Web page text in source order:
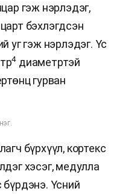
гэж нэрлэдэг,
бэхлэгдсэн
уг гэж нэрлэдэг. Үс
4 диаметртэй
гурван
бүрхүүл, кортекс
хэсэг, медулла
бүрдэнэ. Үсний